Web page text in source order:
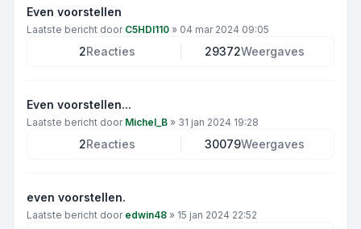
Even voorstellen
Laatste bericht door C5HDI110 » 04 mar 2024 09:05
2Reacties 29372Weergaves
Even voorstellen...
Laatste bericht door Michel_B » 31 jan 2024 19:28
2Reacties 30079Weergaves
even voorstellen.
Laatste bericht door edwin48 » 15 jan 2024 22:52